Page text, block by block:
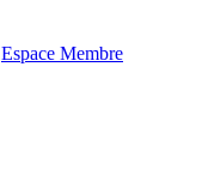
Espace Membre